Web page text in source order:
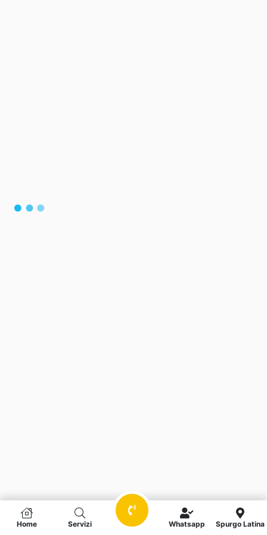
Home Servizi Whatsapp Spurgo Latina